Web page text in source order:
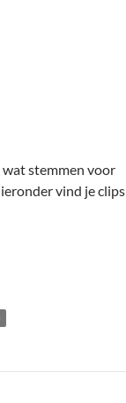
wat stemmen voor
vind je clips